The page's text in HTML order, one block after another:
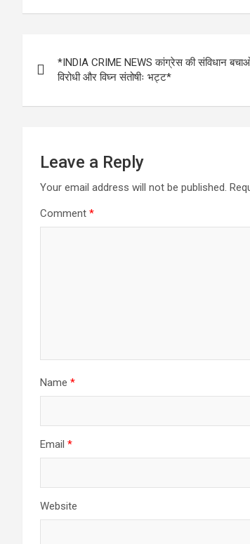
navigation
*INDIA CRIME NEWS कांग्रेस की संविधान
विरोधी और विघ्न संतोषीः भट्ट*
Leave a Reply
Your email address will not be published.
Comment *
Name *
Email *
Website